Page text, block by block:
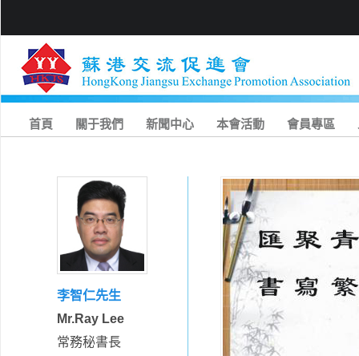
首頁 關于我們 新聞中心 本會活動 會員專區
李智仁先生
Mr.Ray Lee
常務秘書長